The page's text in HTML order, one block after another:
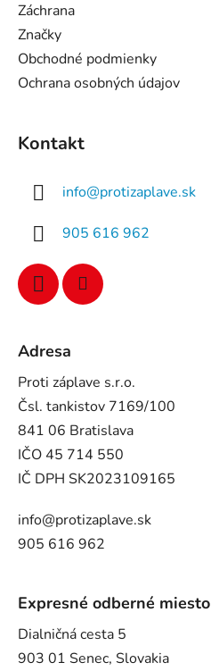
Záchrana
Značky
Obchodné podmienky
Ochrana osobných údajov
Kontakt
info@protizaplave.sk
905 616 962
Adresa
Proti záplave s.r.o.
Čsl. tankistov 7169/100
841 06 Bratislava
IČO 45 714 550
IČ DPH SK2023109165
info@protizaplave.sk
905 616 962
Expresné odberné miesto
Dialničná cesta 5
903 01 Senec, Slovakia